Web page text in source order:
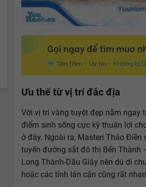
Ưu thế từ vị trí đắc địa
Với vị trí vàng tuyệt đẹp nằm ngay
điểm sinh sống cực kỳ thuận lợi
ở đây. Ngoài ra, Masteri Thảo
tuyến đường sắt đô thị Bến Thành
Long Thành-Dầu Giây nên dù di
hoặc các tỉnh lân cận cũng rất